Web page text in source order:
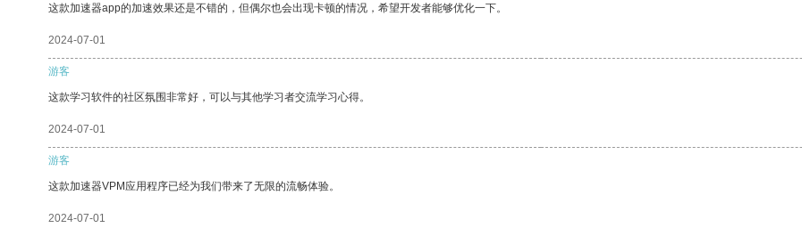
这款加速器app的加速效果还是不错的，但偶尔也会出现卡顿的情况，希望开发者能够优化一下。
2024-07-01
游客
这款学习软件的社区氛围非常好，可以与其他学习者交流学习心得。
2024-07-01
游客
这款加速器VPM应用程序已经为我们带来了无限的流畅体验。
2024-07-01